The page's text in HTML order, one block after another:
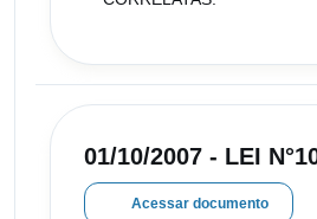
01/10/2007 - LEI
Acessar documento